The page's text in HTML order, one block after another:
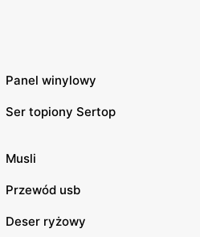
Panel winylowy
Ser topiony Sertop
Musli
Przewód usb
Deser ryżowy